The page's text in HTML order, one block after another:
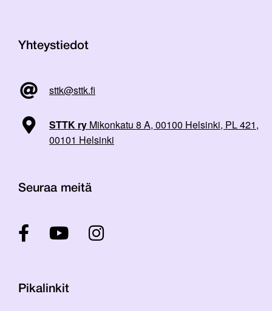
Yhteystiedot
sttk@sttk.fi
STTK ry Mikonkatu 8 A, 00100 Helsinki, PL 421,
00101 Helsinki
Seuraa meitä
Pikalinkit